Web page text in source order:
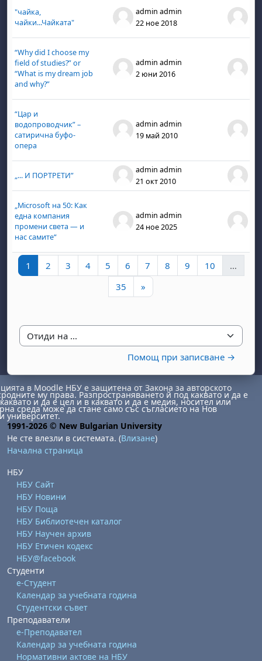
"чайка,
чайки...Чайката"
admin admin
22 ное 2018
“Why did I choose my
field of studies?” or
“What is my dream job
and why?”
admin admin
2 юни 2016
“Цар и
водопроводчик” –
сатирична буфо-
опера
admin admin
19 май 2010
„... И ПОРТРЕТИ”
admin admin
21 окт 2010
„Microsoft на 50: Как
една компания
промени света — и
нас самите“
admin admin
24 ное 2025
1 Страница 1
2Страница 2
3Страница 3
4Страница 4
5Страница 5
6Страница 6
7Страница 7
8Страница 8
9Страница 9
10Страница
…
35 Страница 35
»
Отиди на ...
Помощ при записване →
в Moodle НБУ е защитена от Закона за авторското
му права. Разпространяването й под каквато и да е
и да е цел и в каквато и да е медия, носител или
среда може да стане само със съгласието на Нов
университет.
1991-2026 © New Bulgarian University
Не сте влезли в системата. (Влизане)
Начална страница
НБУ
НБУ Сайт
НБУ Новини
НБУ Поща
НБУ Библиотечен каталог
НБУ Научен архив
НБУ Етичен кодекс
НБУ@facebook
Студенти
е-Студент
Календар за учебната година
Студентски съвет
Преподаватели
е-Преподавател
Календар за учебната година
Нормативни актове на НБУ